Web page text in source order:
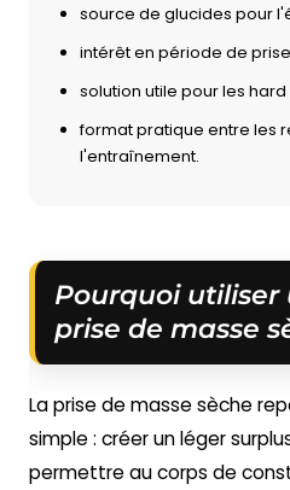
source de glucides pour
intérêt en période de
solution utile pour les hard
format pratique entre les
l'entraînement.
Pourquoi utiliser
prise de masse
La prise de masse sèche
simple : créer un léger
permettre au corps de